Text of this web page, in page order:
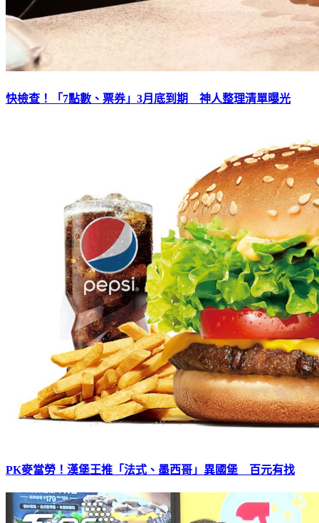
快檢查！「7點數、票券」3月底到期 神人整理清單曝光
PK麥當勞！漢堡王推「法式、墨西哥」異國堡 百元有找